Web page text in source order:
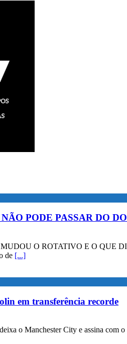
PODE PASSAR DO
O ROTATIVO E O QUE
de [...]
em transferência recorde
o Manchester City e assina com